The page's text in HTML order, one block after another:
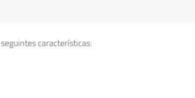
características: